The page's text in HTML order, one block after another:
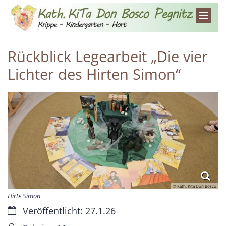
Zum Inhalt springen
Rückblick Legearbeit „Die vier
Lichter des Hirten Simon“
© Kath. Kita Don Bosco
Hirte Simon
Datum:Veröffentlicht: 27.1.26